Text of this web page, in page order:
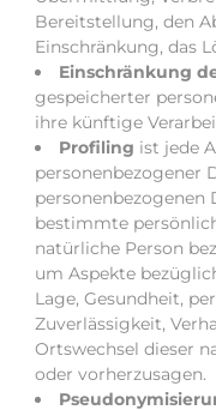
Bereitstellung, den
Einschränkung, das
Einschränkung
gespeicherter
ihre künftige
Profiling ist jede
personenbezogener
personenbezogenen
bestimmte
natürliche Person
um Aspekte
Lage, Gesundheit,
Zuverlässigkeit,
Ortswechsel dieser
oder vorherzusagen.